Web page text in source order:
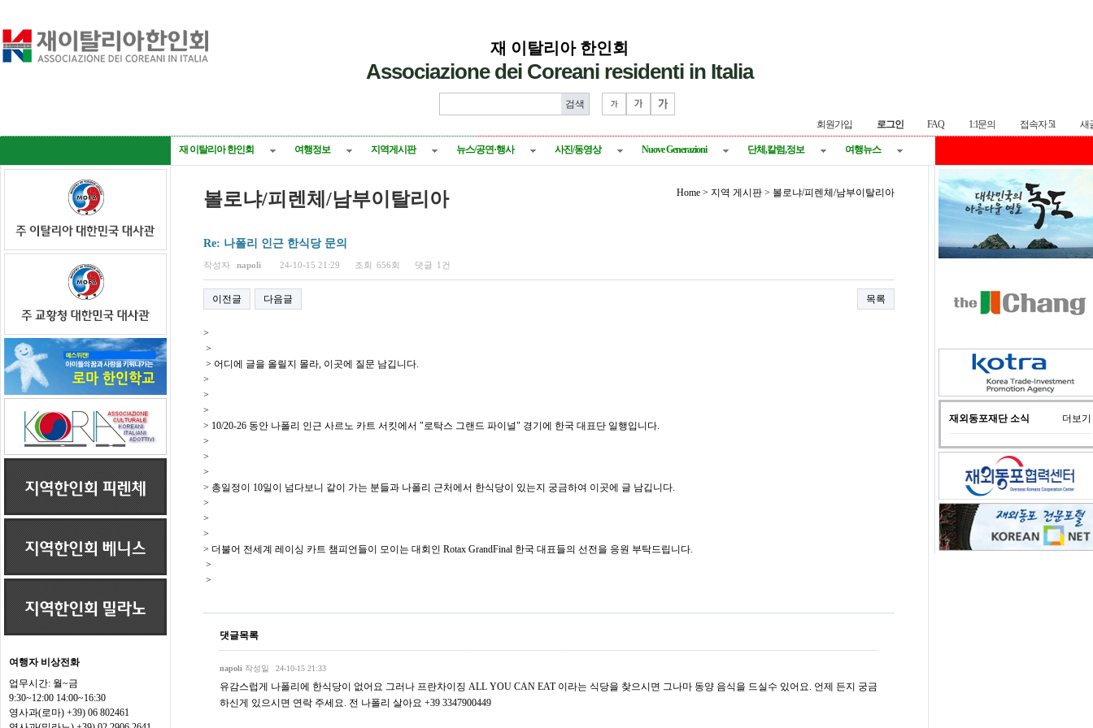
회원가입 로그인 FAQ 1:1문의 접속자 51 새
재 이탈리아 한인회
Associazione dei Coreani residenti in Italia
재 이탈리아 한인회 여행정보 지역게시판 뉴스/공연·행사 사진/동영상 Nuove Generazioni 단체,칼럼,정보 여행뉴스
재외동포재단 소식 더보기
여행자 비상전화
업무시간: 월~금
9:30~12:00 14:00~16:30
영사과(로마) +39) 06 802461
볼로냐/피렌체/남부이탈리아 Home > 지역 게시판 > 볼로냐/피렌체/남부이탈리아
Re: 나폴리 인근 한식당 문의
페이지 정보
작성자 napoli 24-10-15 21:29 조회 656회 댓글 1건
이전글 다음글 목록
>
>
> 어디에 글을 올릴지 몰라, 이곳에 질문 남깁니다.
>
>
>
> 10/20-26 동안 나폴리 인근 사르노 카트 서킷에서 "로탁스 그랜드 파이널" 경기에 한국 대표단 일행입니다.
>
>
>
> 총일정이 10일이 넘다보니 같이 가는 분들과 나폴리 근처에서 한식당이 있는지 궁금하여 이곳에 글 남깁니다.
>
>
>
> 더불어 전세계 레이싱 카트 챔피언들이 모이는 대회인 Rotax GrandFinal 한국 대표들의 선전을 응원 부탁드립니다.
>
>
댓글목록
napoli 작성일 24-10-15 21:33
유감스럽게 나폴리에 한식당이 없어요 그러나 프란차이징 ALL YOU CAN EAT 이라는 식당을 찾으시면 그나마 동양 음식을 드실수 있어요. 언제 든지 궁금
하신게 있으시면 연락 주세요. 전 나폴리 살아요 +39 3347900449